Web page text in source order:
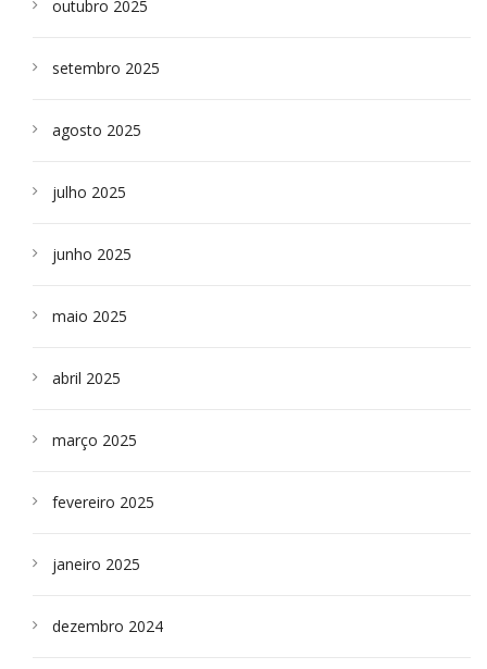
outubro 2025
setembro 2025
agosto 2025
julho 2025
junho 2025
maio 2025
abril 2025
março 2025
fevereiro 2025
janeiro 2025
dezembro 2024